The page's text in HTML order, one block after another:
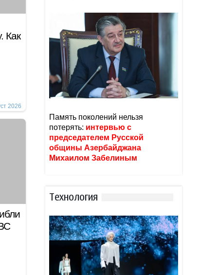
Как
2026
Память поколений нельзя
потерять: интервью с
председателем Русской
общины Азербайджана
Михаилом Забелиным
Тexнoлoгия